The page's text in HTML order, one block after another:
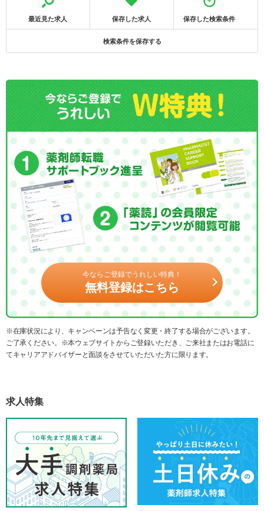
最近見た求人 保存した求人 保存した検索条件
検索条件を保存する
今ならご登録でうれしい特典！
無料登録はこちら
※在庫状況により、キャンペーンは予告なく変更・終了する場合がございます。
ご了承ください。※本ウェブサイトからご登録いただき、ご来社またはお電話に
てキャリアアドバイザーと面談をさせていただいた方に限ります。
求人特集